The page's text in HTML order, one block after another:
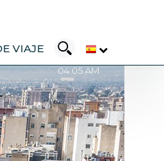
VIAJE
Local Time
04:05 AM